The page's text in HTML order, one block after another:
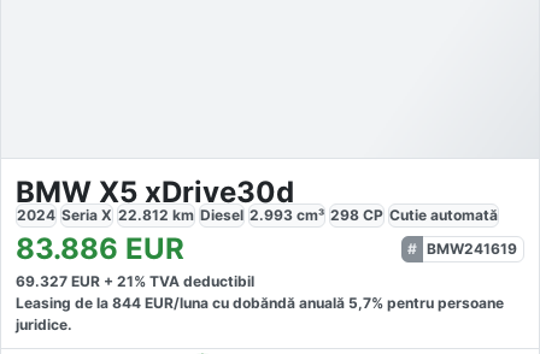
BMW X5 xDrive30d
2024 Seria X 22.812 km Diesel 2.993 cm³ 298 CP Cutie automată
83.886 EUR
BMW241619
69.327 EUR + 21% TVA deductibil
Leasing de la 844 EUR/luna cu dobăndă anuală 5,7% pentru persoane
juridice.